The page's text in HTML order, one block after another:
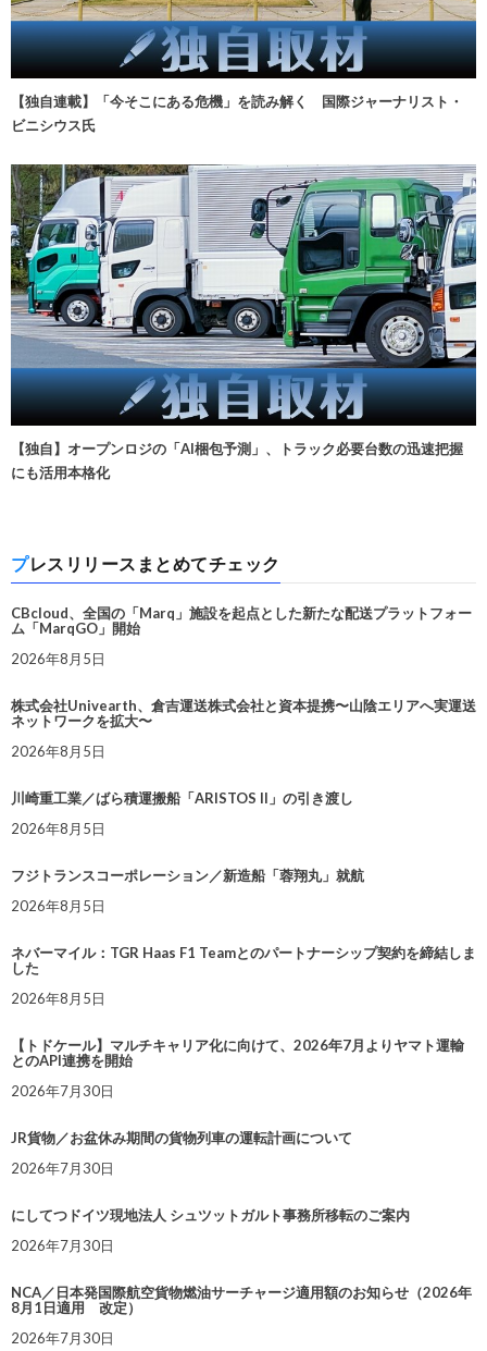
【独自連載】「今そこにある危機」を読み解く 国際ジャーナリスト・
ビニシウス氏
【独自】オープンロジの「AI梱包予測」、トラック必要台数の迅速把握
にも活用本格化
プレスリリースまとめてチェック
CBcloud、全国の「Marq」施設を起点とした新たな配送プラットフォー
ム「MarqGO」開始
2026年8月5日
株式会社Univearth、倉吉運送株式会社と資本提携〜山陰エリアへ実運送
ネットワークを拡大〜
2026年8月5日
川崎重工業／ばら積運搬船「ARISTOS II」の引き渡し
2026年8月5日
フジトランスコーポレーション／新造船「蓉翔丸」就航
2026年8月5日
ネバーマイル：TGR Haas F1 Teamとのパートナーシップ契約を締結しま
した
2026年8月5日
【トドケール】マルチキャリア化に向けて、2026年7月よりヤマト運輸
とのAPI連携を開始
2026年7月30日
JR貨物／お盆休み期間の貨物列車の運転計画について
2026年7月30日
にしてつドイツ現地法人 シュツットガルト事務所移転のご案内
2026年7月30日
NCA／日本発国際航空貨物燃油サーチャージ適用額のお知らせ（2026年
8月1日適用 改定）
2026年7月30日